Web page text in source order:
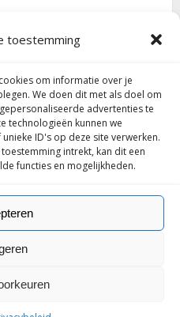
toestemming
om informatie over je
We doen dit met als doel om
advertenties te
technologieën kunnen we
ID's op deze site verwerken.
intrekt, kan dit een
functies en mogelijkheden.
door Stephanie. Ondersteund